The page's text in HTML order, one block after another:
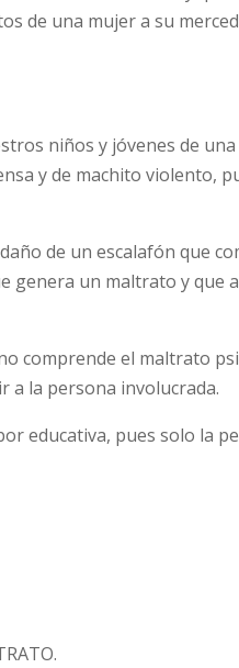
de una mujer a su
niños y jóvenes de
y de machito violento,
de un escalafón que
genera un maltrato y que
comprende el maltrato
a la persona involucrada.
educativa, pues solo la